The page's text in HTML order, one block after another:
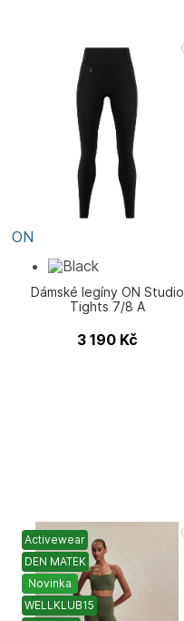
ON
Dámské legíny ON Studio
Tights 7/8 A
3 190 Kč
Activewear
DEN MATEK
Novinka
WELLKLUB15